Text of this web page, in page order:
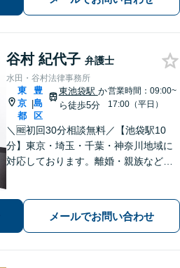
す。お気軽にご相談ください【Web相
谷村 紀代子 弁護士
水田・谷村法律事務所
東
京
都
|
豊
島
区
東池袋駅 か
ら徒歩5分
営業時間：09:00~
17:00（平日）
＼🆓初回30分相談無料／【池袋駅10
分】東京・埼玉・千葉・神奈川地域に
対応しております。離婚・親族などの
庭内、学校内、職場内でのいじめ・ハ
ラスメントに積極対応。
メールでお問い合わせ